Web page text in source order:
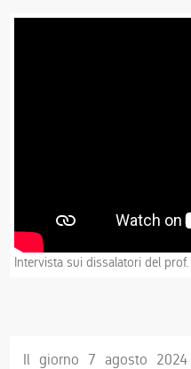
Intervista sui dissalatori del
Il giorno 7 agosto